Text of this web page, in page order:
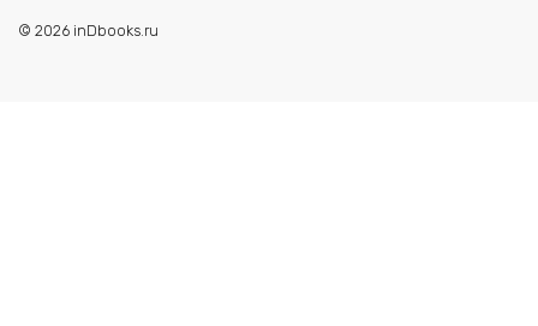
© 2026 inDbooks.ru